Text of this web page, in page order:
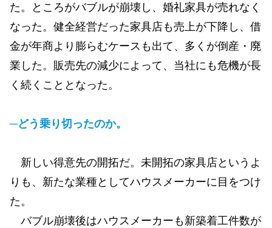
た。ところがバブルが崩壊し、婚礼家具が売れなく
なった。健全経営だった家具店も売上が下降し、借
金が年商より膨らむケースも出て、多くが倒産・廃
業した。販売先の減少によって、当社にも危機が長
く続くこととなった。
─どう乗り切ったのか。
新しい得意先の開拓だ。未開拓の家具店というよ
りも、新たな業種としてハウスメーカーに目をつけ
た。
バブル崩壊後はハウスメーカーも新築着工件数が